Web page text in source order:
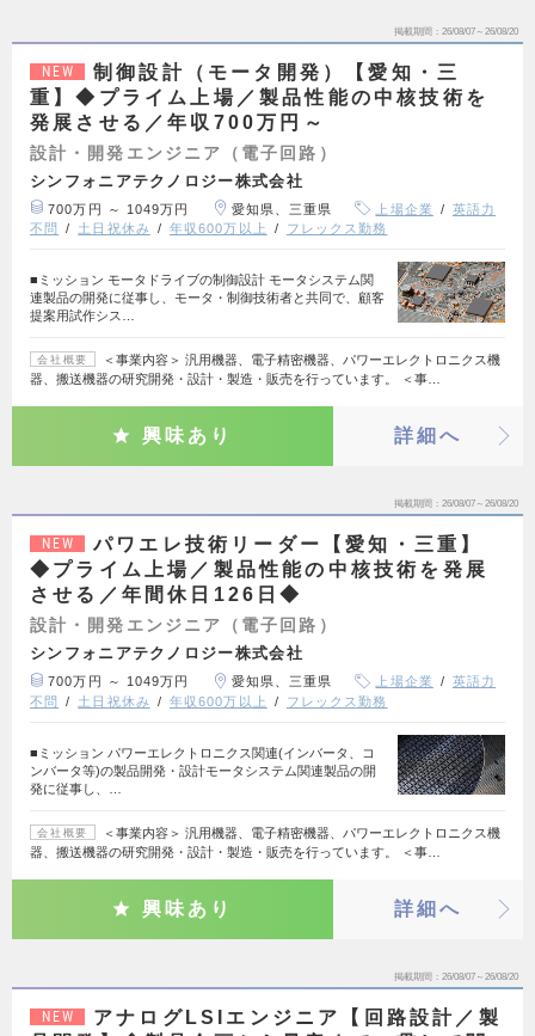
掲載期間 26/08/07～26/08/20
NEW
制御設計（モータ開発）【愛知・三
重】◆プライム上場／製品性能の中核技術を
発展させる／年収700万円～
設計・開発エンジニア（電子回路）
シンフォニアテクノロジー株式会社
700万円 ～ 1049万円 愛知県、三重県 上場企業
英語力
不問
土日祝休み 年収600万以上 フレックス勤務
■ミッション モータドライブの制御設計 モータシステム関
連製品の開発に従事し、モータ・制御技術者と共同で、顧客
提案用試作シス…
会社概要
＜事業内容＞ 汎用機器、電子精密機器、パワーエレクトロニクス機
器、搬送機器の研究開発・設計・製造・販売を行っています。 ＜事…
興味あり 詳細へ
掲載期間 26/08/07～26/08/20
NEW
パワエレ技術リーダー【愛知・三重】
◆プライム上場／製品性能の中核技術を発展
させる／年間休日126日◆
設計・開発エンジニア（電子回路）
シンフォニアテクノロジー株式会社
700万円 ～ 1049万円 愛知県、三重県 上場企業
英語力
不問
土日祝休み 年収600万以上 フレックス勤務
■ミッション パワーエレクトロニクス関連(インバータ、コ
ンバータ等)の製品開発・設計モータシステム関連製品の開
発に従事し、…
会社概要
＜事業内容＞ 汎用機器、電子精密機器、パワーエレクトロニクス機
器、搬送機器の研究開発・設計・製造・販売を行っています。 ＜事…
興味あり 詳細へ
掲載期間 26/08/07～26/08/20
NEW
アナログLSIエンジニア【回路設計／製